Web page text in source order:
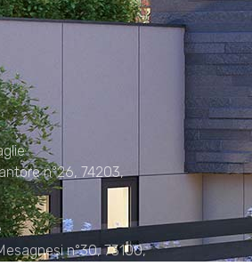
n°26, 74203,
n°30, 73100,